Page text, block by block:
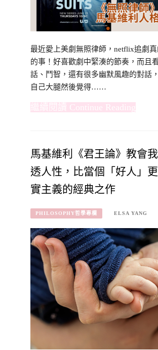
最近愛上美劇無照律師，netflix追劇
的事！好喜歡劇中緊湊的節奏，而且
話、鬥智，還有很多幽默風趣的對話
自己大腿然後覺得……
Continue Reading
馬基維利《君王論》教會
透人性，比當個「好人」
實主義的經典之作
PHILOSOPHY哲學專欄 ELSA YANG